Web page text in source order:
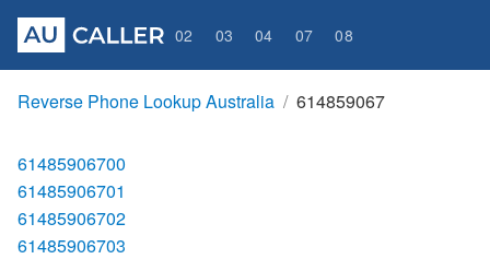
02 03 04 07 08
Reverse Phone Lookup Australia 614859067
61485906700
61485906701
61485906702
61485906703